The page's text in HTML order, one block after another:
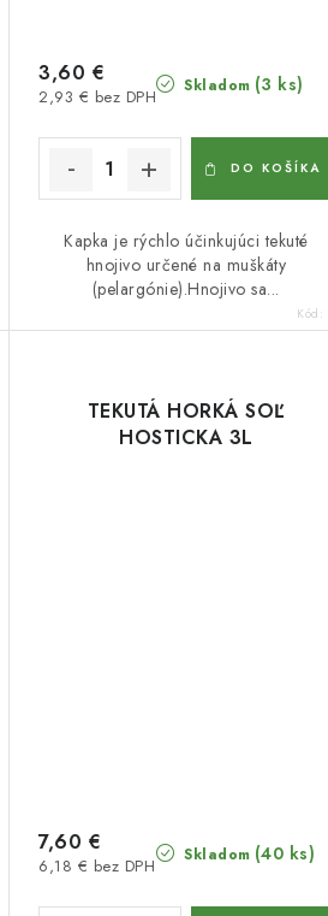
Skladom (3 ks)
2,93 € bez DPH
3,60 €
DO KOŠÍKA
Kapka je rýchlo účinkujúci tekuté
hnojivo určené na muškáty
(pelargónie).Hnojivo sa...
Kód:
TEKUTÁ HORKÁ SOĽ
HOSTICKA 3L
Skladom (40 ks)
6,18 € bez DPH
7,60 €